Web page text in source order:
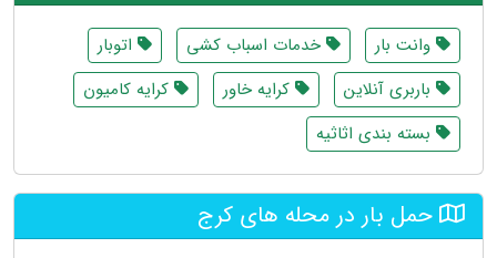
وانت بار خدمات اسباب کشی
اتوبار
باربری آنلاین
کرایه خاور
کرایه کامیون
بسته بندی اثاثیه
حمل بار در محله های کرج